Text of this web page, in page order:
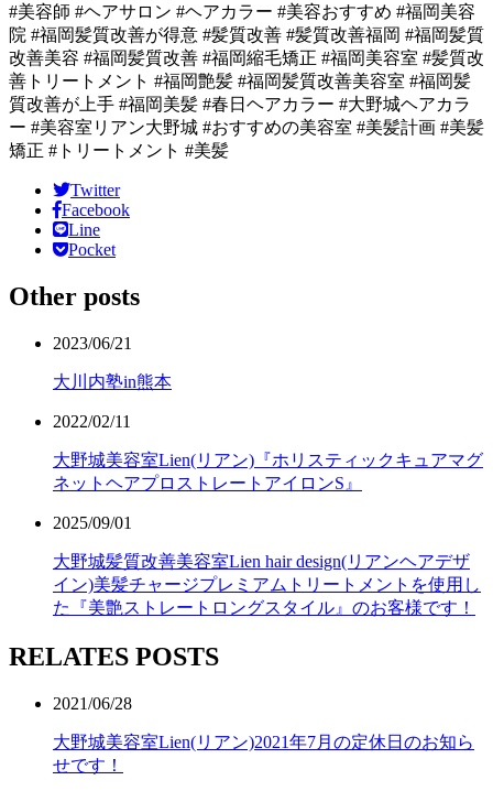
#美容師 #ヘアサロン #ヘアカラー #美容おすすめ #福岡美容
院 #福岡髪質改善が得意 #髪質改善 #髪質改善福岡 #福岡髪質
改善美容 #福岡髪質改善 #福岡縮毛矯正 #福岡美容室 #髪質改
善トリートメント #福岡艶髪 #福岡髪質改善美容室 #福岡髪
質改善が上手 #福岡美髪 #春日ヘアカラー #大野城ヘアカラ
ー #美容室リアン大野城 #おすすめの美容室 #美髪計画 #美髪
矯正 #トリートメント #美髪
Twitter
Facebook
Line
Pocket
Other posts
2023/06/21
大川内塾in熊本
2022/02/11
大野城美容室Lien(リアン)『ホリスティックキュアマグ
ネットヘアプロストレートアイロンS』
2025/09/01
大野城髪質改善美容室Lien hair design(リアンヘアデザ
イン)美髪チャージプレミアムトリートメントを使用し
た『美艶ストレートロングスタイル』のお客様です！
RELATES POSTS
2021/06/28
大野城美容室Lien(リアン)2021年7月の定休日のお知ら
せです！